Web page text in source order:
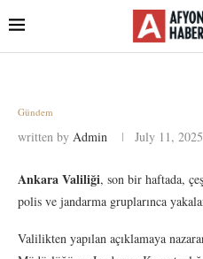
Gündem
written by Admin July 11, 2025
Ankara Valiliği, son bir haftada,
polis ve jandarma gruplarınca
Valilikten yapılan açıklamaya